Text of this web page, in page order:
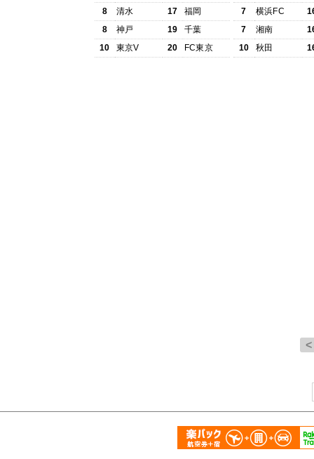
8
清水 17
福岡
8
神戸 19
千葉
10
東京V 20 FC東京
7
横浜FC
7
湘南
10
秋田